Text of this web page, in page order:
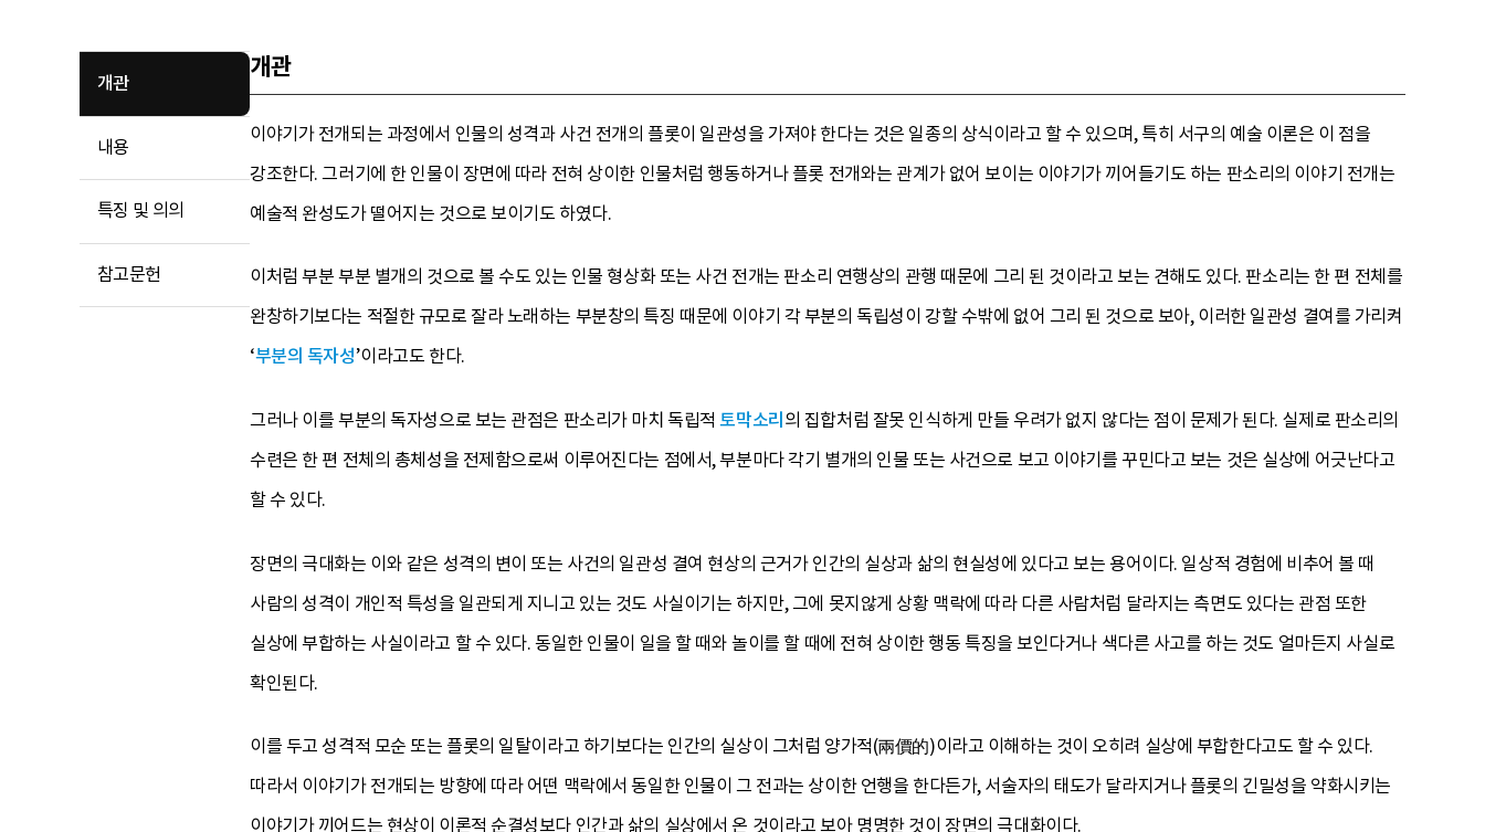
개관
내용
특징 및 의의
참고문헌
개관
이야기가 전개되는 과정에서 인물의 성격과 사건 전개의 플롯이 일관성을 가져야 한다는 것은 일종의 상식이라고 할 수 있으며, 특히 서구의 예술 이론은 이 점을
강조한다. 그러기에 한 인물이 장면에 따라 전혀 상이한 인물처럼 행동하거나 플롯 전개와는 관계가 없어 보이는 이야기가 끼어들기도 하는 판소리의 이야기 전개는
예술적 완성도가 떨어지는 것으로 보이기도 하였다.
이처럼 부분 부분 별개의 것으로 볼 수도 있는 인물 형상화 또는 사건 전개는 판소리 연행상의 관행 때문에 그리 된 것이라고 보는 견해도 있다. 판소리는 한 편 전체를
완창하기보다는 적절한 규모로 잘라 노래하는 부분창의 특징 때문에 이야기 각 부분의 독립성이 강할 수밖에 없어 그리 된 것으로 보아, 이러한 일관성 결여를 가리켜
‘부분의 독자성’이라고도 한다.
그러나 이를 부분의 독자성으로 보는 관점은 판소리가 마치 독립적토막소리 의 집합처럼 잘못 인식하게 만들 우려가 없지 않다는 점이 문제가 된다. 실제로 판소리의
수련은 한 편 전체의 총체성을 전제함으로써 이루어진다는 점에서, 부분마다 각기 별개의 인물 또는 사건으로 보고 이야기를 꾸민다고 보는 것은 실상에 어긋난다고
할 수 있다.
장면의 극대화는 이와 같은 성격의 변이 또는 사건의 일관성 결여 현상의 근거가 인간의 실상과 삶의 현실성에 있다고 보는 용어이다. 일상적 경험에 비추어 볼 때
사람의 성격이 개인적 특성을 일관되게 지니고 있는 것도 사실이기는 하지만, 그에 못지않게 상황 맥락에 따라 다른 사람처럼 달라지는 측면도 있다는 관점 또한
실상에 부합하는 사실이라고 할 수 있다. 동일한 인물이 일을 할 때와 놀이를 할 때에 전혀 상이한 행동 특징을 보인다거나 색다른 사고를 하는 것도 얼마든지 사실로
확인된다.
이를 두고 성격적 모순 또는 플롯의 일탈이라고 하기보다는 인간의 실상이 그처럼 양가적(兩價的)이라고 이해하는 것이 오히려 실상에 부합한다고도 할 수 있다.
따라서 이야기가 전개되는 방향에 따라 어떤 맥락에서 동일한 인물이 그 전과는 상이한 언행을 한다든가, 서술자의 태도가 달라지거나 플롯의 긴밀성을 약화시키는
이야기가 끼어드는 현상이 이론적 순결성보다 인간과 삶의 실상에서 온 것이라고 보아 명명한 것이 장면의 극대화이다.